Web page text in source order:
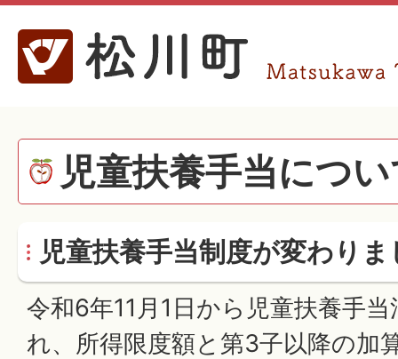
児童扶養手当につ
児童扶養手当制度が変わりま
令和6年11月1日から児童扶養手
れ、所得限度額と第3子以降の加